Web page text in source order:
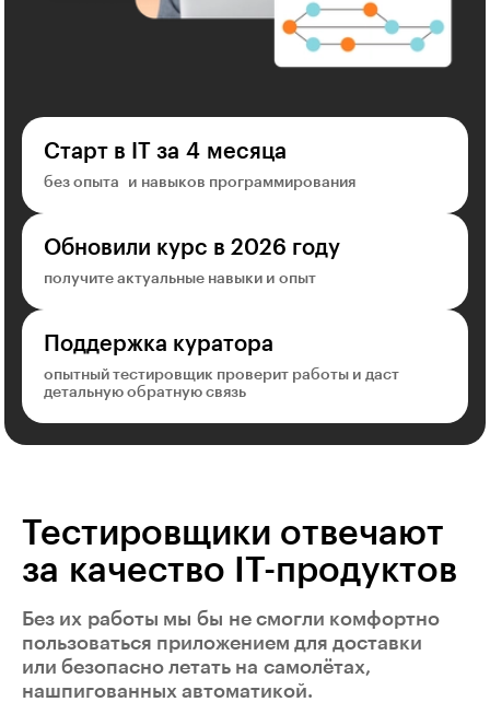
Старт в IT за 4 месяца
без опыта и навыков программирования
Обновили курс в 2026 году
получите актуальные навыки и опыт
Поддержка куратора
опытный тестировщик проверит работы и даст
детальную обратную связь
Тестировщики отвечают
за качество IT-продуктов
Без их работы мы бы не смогли комфортно
пользоваться приложением для доставки
или безопасно летать на самолётах,
нашпигованных автоматикой.